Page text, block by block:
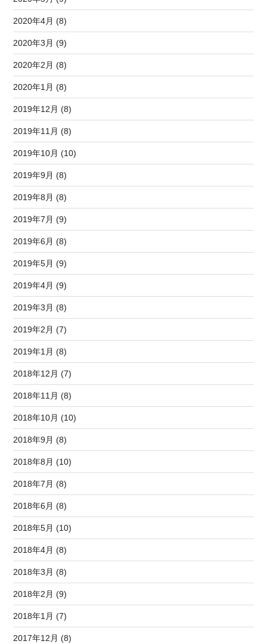
2020年4月 (8)
2020年3月 (9)
2020年2月 (8)
2020年1月 (8)
2019年12月 (8)
2019年11月 (8)
2019年10月 (10)
2019年9月 (8)
2019年8月 (8)
2019年7月 (9)
2019年6月 (8)
2019年5月 (9)
2019年4月 (9)
2019年3月 (8)
2019年2月 (7)
2019年1月 (8)
2018年12月 (7)
2018年11月 (8)
2018年10月 (10)
2018年9月 (8)
2018年8月 (10)
2018年7月 (8)
2018年6月 (8)
2018年5月 (10)
2018年4月 (8)
2018年3月 (8)
2018年2月 (9)
2018年1月 (7)
2017年12月 (8)